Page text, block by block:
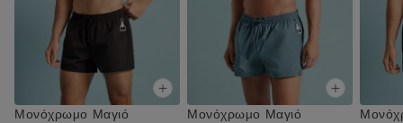
Μονόχρωμο Μαγιό
Μονόχρωμο Μαγιό